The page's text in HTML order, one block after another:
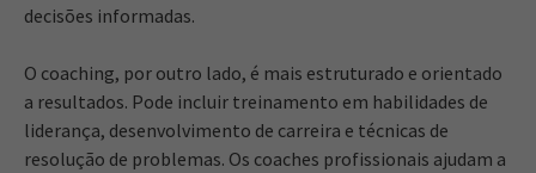
decisões informadas.
O coaching, por outro lado, é mais estruturado e orientado
a resultados. Pode incluir treinamento em habilidades de
liderança, desenvolvimento de carreira e técnicas de
resolução de problemas. Os coaches profissionais ajudam a